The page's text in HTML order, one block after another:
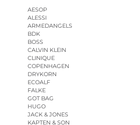
AESOP
ALESSI
ARMEDANGELS
BDK
BOSS
CALVIN KLEIN
CLINIQUE
COPENHAGEN
DRYKORN
ECOALF
FALKE
GOT BAG
HUGO
JACK & JONES
KAPTEN & SON